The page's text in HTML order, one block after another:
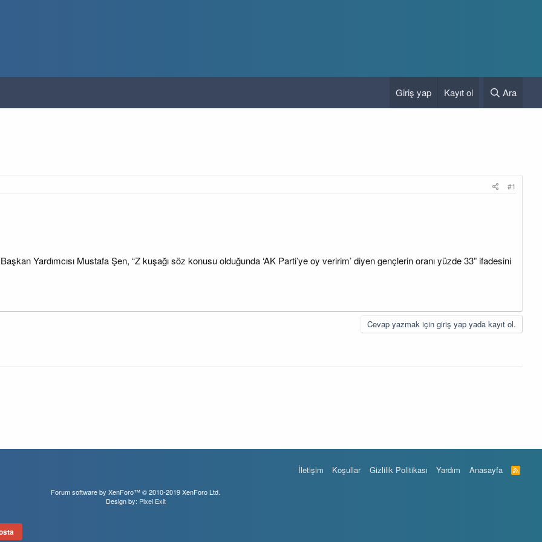
Giriş yap Kayıt ol Ara
#1
Yardımcısı Mustafa Şen, “Z kuşağı söz konusu olduğunda ‘AK Parti’ye oy veririm’ diyen gençlerin oranı yüzde 33” ifadesini
Cevap yazmak için giriş yap yada kayıt ol.
İletişim Koşullar Gizlilik Politikası Yardım Anasayfa
R
S
Forum software by XenForo™© 2010-2019 XenForo Ltd.
Design by: Pixel Exit